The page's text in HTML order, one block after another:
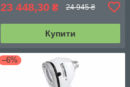
23 448,30 ₴ 24 945 ₴
Купити
–6%